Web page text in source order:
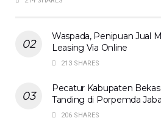
Waspada, Penipuan Jual
Leasing Via Online
213 SHARES
Pecatur Kabupaten
Tanding di Porpemda
206 SHARES